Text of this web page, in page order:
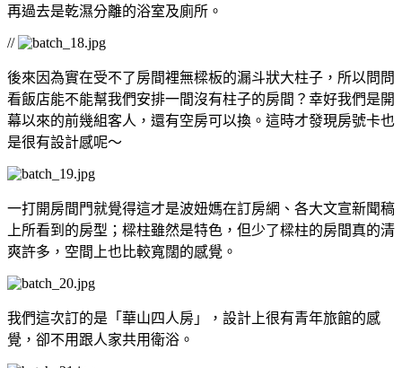
再過去是乾濕分離的浴室及廁所。
//
後來因為實在受不了房間裡無樑板的漏斗狀大柱子，所以問問
看飯店能不能幫我們安排一間沒有柱子的房間？幸好我們是開
幕以來的前幾組客人，還有空房可以換。這時才發現房號卡也
是很有設計感呢～
一打開房間門就覺得這才是波妞媽在訂房網、各大文宣新聞稿
上所看到的房型；樑柱雖然是特色，但少了樑柱的房間真的清
爽許多，空間上也比較寬闊的感覺。
我們這次訂的是「華山四人房」，設計上很有青年旅館的感
覺，卻不用跟人家共用衛浴。